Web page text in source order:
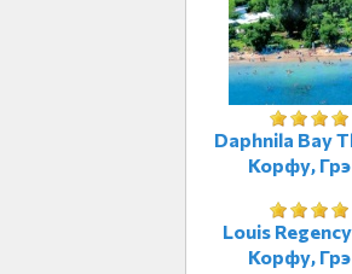
Daphnila Bay
Корфу,
Louis
Корфу,